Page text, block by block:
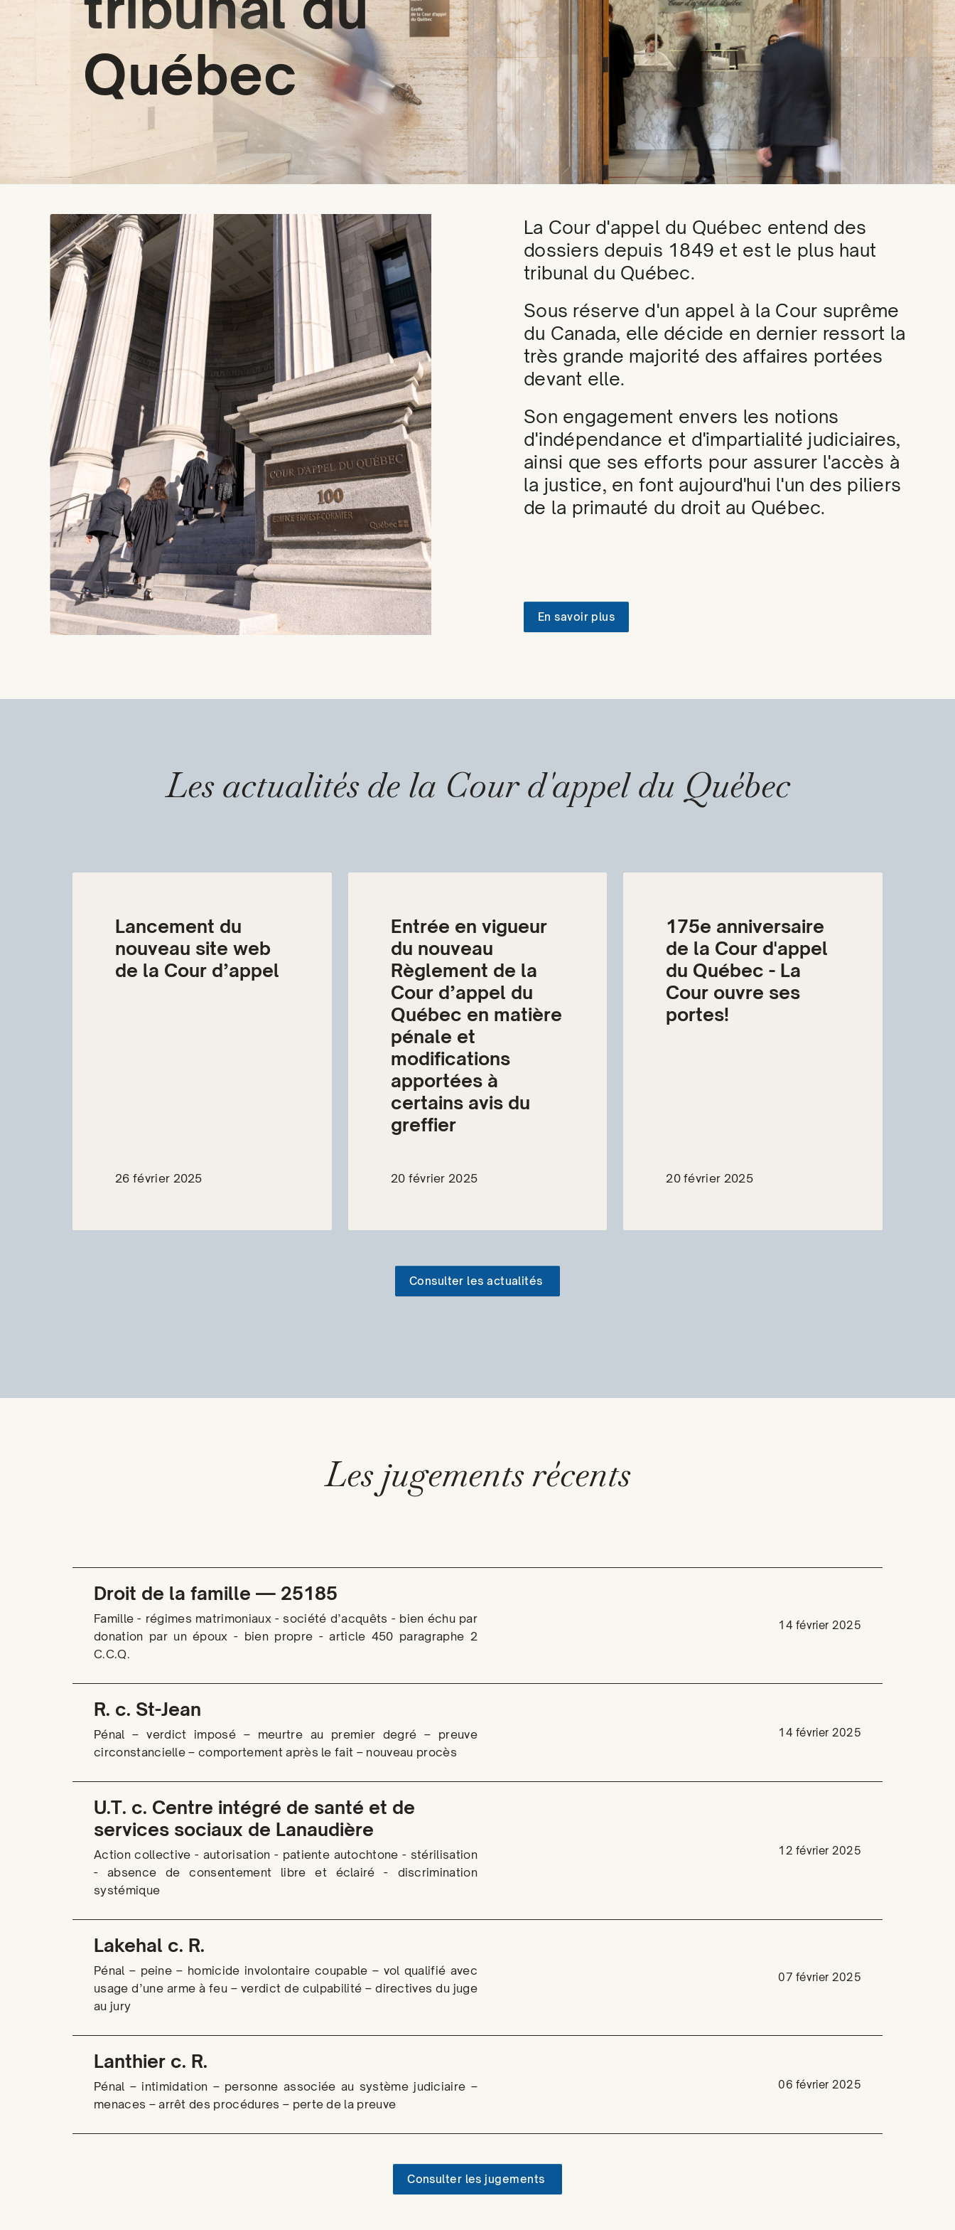
Québec
La Cour d'appel du Québec entend des
dossiers depuis 1849 et est le plus haut
tribunal du Québec.
Sous réserve d'un appel à la Cour suprême
du Canada, elle décide en dernier ressort la
très grande majorité des affaires portées
devant elle.
Son engagement envers les notions
d'indépendance et d'impartialité judiciaires,
ainsi que ses efforts pour assurer l'accès à
la justice, en font aujourd'hui l'un des piliers
de la primauté du droit au Québec.
En savoir plus
Les actualités de la Cour d'appel du Québec
26 février 2025
Lancement du
nouveau site web
de la Cour d’appel
20 février 2025
Entrée en vigueur
du nouveau
Règlement de la
Cour d’appel du
Québec en matière
pénale et
modifications
apportées à
certains avis du
greffier
20 février 2025
175e anniversaire
de la Cour d'appel
du Québec - La
Cour ouvre ses
portes!
Consulter les actualités
Les jugements récents
14 février 2025
Droit de la famille — 25185
Famille - régimes matrimoniaux - société d’acquêts - bien échu par
donation par un époux - bien propre - article 450 paragraphe 2
C.C.Q.
14 février 2025
R. c. St-Jean
Pénal – verdict imposé – meurtre au premier degré – preuve
circonstancielle – comportement après le fait – nouveau procès
12 février 2025
U.T. c. Centre intégré de santé et de
services sociaux de Lanaudière
Action collective - autorisation - patiente autochtone - stérilisation
- absence de consentement libre et éclairé - discrimination
systémique
07 février 2025
Lakehal c. R.
Pénal – peine – homicide involontaire coupable – vol qualifié avec
usage d’une arme à feu – verdict de culpabilité – directives du juge
au jury
06 février 2025
Lanthier c. R.
Pénal – intimidation – personne associée au système judiciaire –
menaces – arrêt des procédures – perte de la preuve
Consulter les jugements